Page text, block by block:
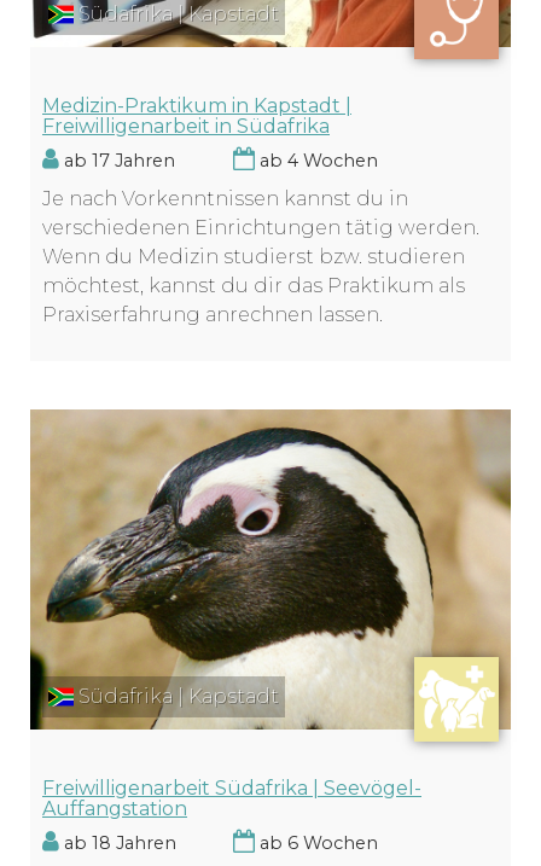
Südafrika | Kapstadt
Medizin-Praktikum in Kapstadt |
Freiwilligenarbeit in Südafrika
ab 17 Jahren ab 4 Wochen
Je nach Vorkenntnissen kannst du in
verschiedenen Einrichtungen tätig werden.
Wenn du Medizin studierst bzw. studieren
möchtest, kannst du dir das Praktikum als
Praxiserfahrung anrechnen lassen.
Südafrika | Kapstadt
Freiwilligenarbeit Südafrika | Seevögel-
Auffangstation
ab 18 Jahren ab 6 Wochen